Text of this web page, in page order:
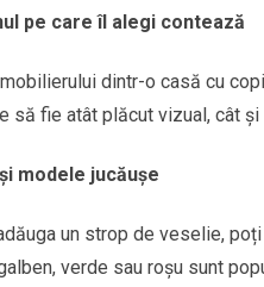
pe care îl alegi contează
dintr-o casă cu
să fie atât plăcut vizual, cât
modele jucăușe
un strop de veselie,
verde sau roșu sunt